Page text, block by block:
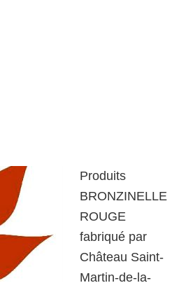
Produits
BRONZINELLE
ROUGE
fabriqué par
Château Saint-
Martin-de-la-